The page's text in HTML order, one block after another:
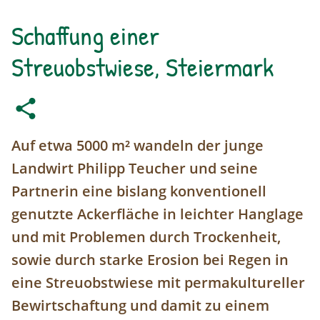
Schaffung einer
Streuobstwiese, Steiermark
Auf etwa 5000 m² wandeln der junge
Landwirt Philipp Teucher und seine
Partnerin eine bislang konventionell
genutzte Ackerfläche in leichter Hanglage
und mit Problemen durch Trockenheit,
sowie durch starke Erosion bei Regen in
eine Streuobstwiese mit permakultureller
Bewirtschaftung und damit zu einem